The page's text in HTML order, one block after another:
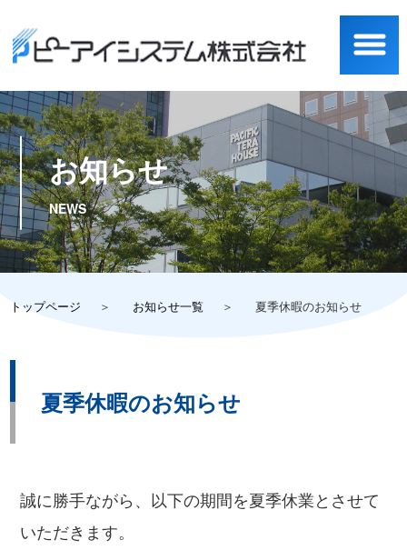
お知らせ
トップページ お知らせ一覧 夏季休暇のお知らせ
夏季休暇のお知らせ
誠に勝手ながら、以下の期間を夏季休業とさせて
いただきます。